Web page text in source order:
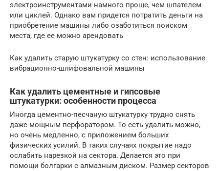
электроинструментами намного проще, чем шпателем
или циклей. Однако вам придется потратить деньги на
приобретение машины либо озаботиться поиском
места, где ее можно арендовать
Как удалить старую штукатурку со стен: использование
вибрационно-шлифовальной машины
Как удалить цементные и гипсовые
штукатурки: особенности процесса
Иногда цементно-песчаную штукатурку трудно снять
даже мощным перфоратором. То есть удалить можно,
но очень медленно, с приложением больших
физических усилий. В таких случаях покрытие надо
ослабить нарезкой на сектора. Делается это при
помощи болгарки с алмазным диском. Размер секторов